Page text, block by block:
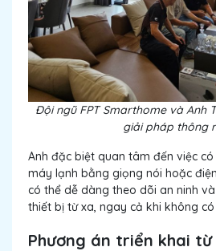
Đội ngũ FPT Smarthome và Anh
giải pháp thông
Anh đặc biệt quan tâm đến việc
máy lạnh bằng giọng nói hoặc
có thể dễ dàng theo dõi an ninh
thiết bị từ xa, ngay cả khi không
Phương án triển khai từ